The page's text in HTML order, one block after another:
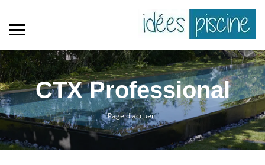
CTX Professional
Page d'accueil